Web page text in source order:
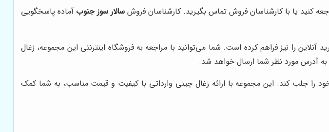
کنید یا با کارشناسان فروش تماس بگیرید. کارشناسان فروشسالار سوز جنوب آماده پاسخگویی
آنلاین را نیز فراهم کرده است. شما می‌توانید با مراجعه به فروشگاه اینترنتی این مجموعه، زغال
آدرس مورد نظر شما ارسال خواهد شد.
را جلب کند. این مجموعه با ارائه زغال چینی وارداتی با کیفیت و قیمت مناسب، به شما کمک